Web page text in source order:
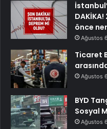
önce
Ağustos
Ticaret
Ağustos
BYD
Sosyal
Ağustos